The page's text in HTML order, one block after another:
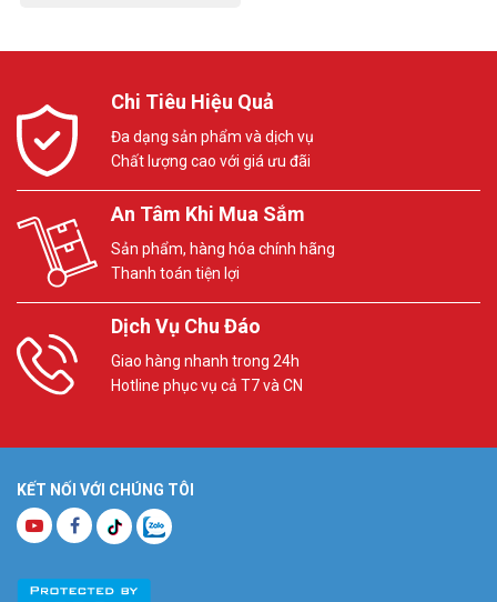
Chi Tiêu Hiệu Quả
Đa dạng sản phẩm và dịch vụ
Chất lượng cao với giá ưu đãi
An Tâm Khi Mua Sắm
Sản phẩm, hàng hóa chính hãng
Thanh toán tiện lợi
Dịch Vụ Chu Đáo
Giao hàng nhanh trong 24h
Hotline phục vụ cả T7 và CN
KẾT NỐI VỚI CHÚNG TÔI